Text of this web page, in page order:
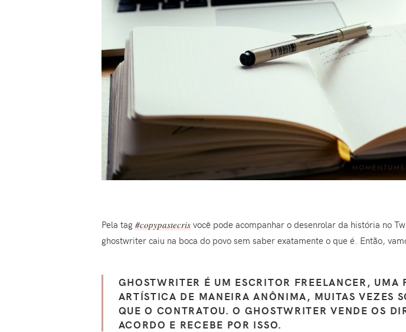
Pela tag #copypastecris você pode acompanhar o desenrolar da história no
ghostwriter caiu na boca do povo sem saber exatamente o que é. Então,
GHOSTWRITER É UM ESCRITOR FREELANCER, UMA
ARTÍSTICA DE MANEIRA ANÔNIMA, MUITAS VEZES
QUE O CONTRATOU. O GHOSTWRITER VENDE OS
ACORDO E RECEBE POR ISSO.